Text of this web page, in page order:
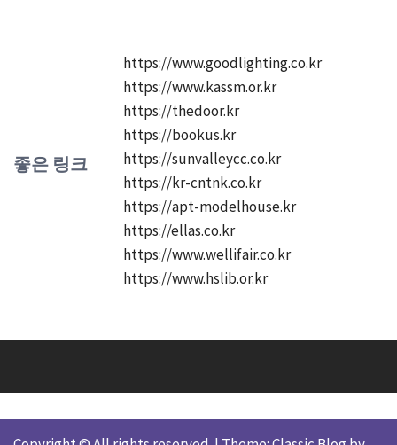
좋은 링크
https://www.goodlighting.co.kr
https://www.kassm.or.kr
https://thedoor.kr
https://bookus.kr
https://sunvalleycc.co.kr
https://kr-cntnk.co.kr
https://apt-modelhouse.kr
https://ellas.co.kr
https://www.wellifair.co.kr
https://www.hslib.or.kr